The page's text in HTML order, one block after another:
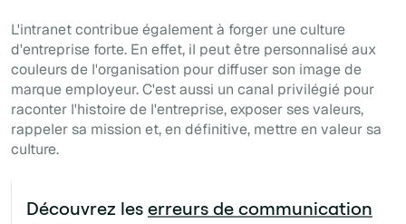
L'intranet contribue également à forger une culture
d'entreprise forte. En effet, il peut être personnalisé aux
couleurs de l'organisation pour diffuser son image de
marque employeur. C'est aussi un canal privilégié pour
raconter l'histoire de l'entreprise, exposer ses valeurs,
rappeler sa mission et, en définitive, mettre en valeur sa
culture.
Découvrez les erreurs de communication